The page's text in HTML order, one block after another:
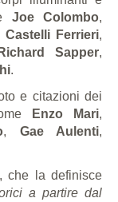
Joe Colombo,
Castelli Ferrieri,
Richard Sapper,
.
e citazioni dei
Enzo Mari,
, Gae Aulenti,
, che la definisce
a partire dal